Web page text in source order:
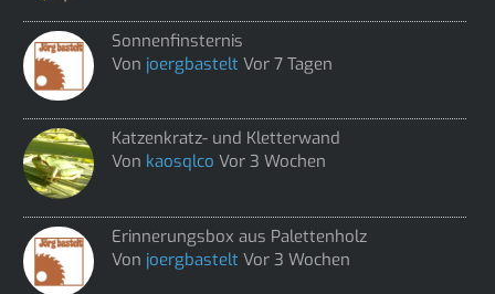
Sonnenfinsternis
Von joergbastelt Vor 7 Tagen
Katzenkratz- und Kletterwand
Von kaosqlco Vor 3 Wochen
Erinnerungsbox aus Palettenholz
Von joergbastelt Vor 3 Wochen